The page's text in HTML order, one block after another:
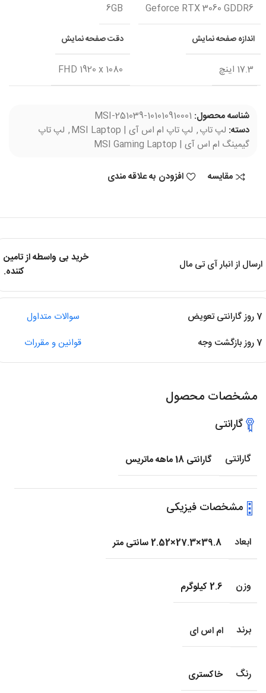
Geforce RTX 3060 GDDR6
6GB
اندازه صفحه نمایش
17.3 اینچ
دقت صفحه نمایش
FHD 1920 x 1080
شناسه محصول: MSI-251039-101010910001
دسته: لپ تاپ, لپ تاپ ام اس آی | MSI Laptop , لپ تاپ
گیمینگ ام اس آی | MSI Gaming Laptop
مقایسه افزودن به علاقه مندی
ارسال از انبار آی تی مال
خرید بی واسطه از تامین
کننده.
7 روز گارانتی تعویض
سوالات متداول
7 روز بازگشت وجه
قوانین و مقررات
مشخصات محصول
گارانتی
گارانتی گارانتی 18 ماهه ماتریس
مشخصات فیزیکی
ابعاد 39.8×27.3×2.52 سانتی متر
وزن 2.6 کیلوگرم
برند ام اس ای
رنگ خاکستری